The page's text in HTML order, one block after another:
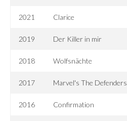
2021 Clarice
2019 Der Killer in mir
2018 Wolfsnächte
2017 Marvel's The Defenders
2016 Confirmation